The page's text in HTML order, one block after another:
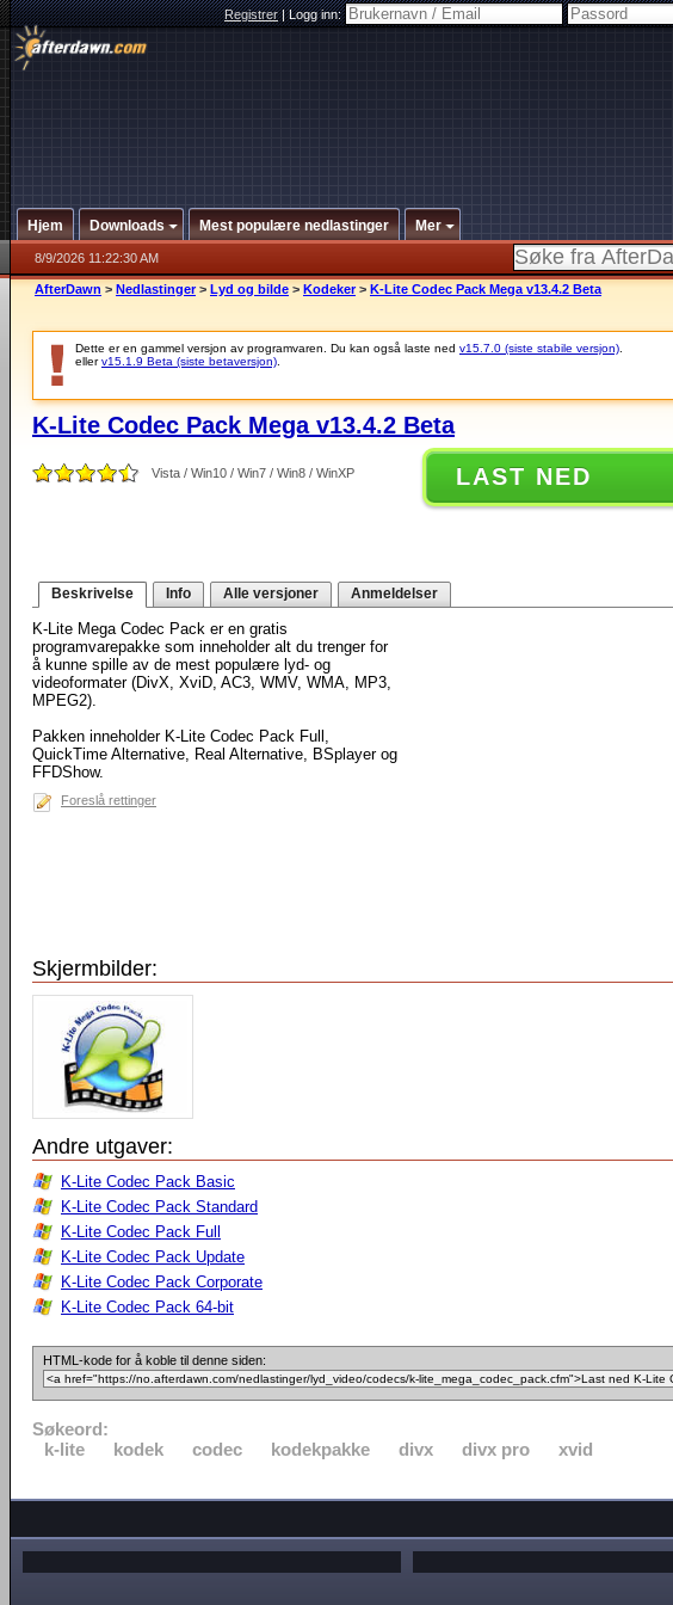
Registrer|Logg inn:
Hjem Downloads Mest populære nedlastinger Mer
8/9/2026 11:22:30 AM
AfterDawn > Nedlastinger > Lyd og bilde > Kodeker > K-Lite Codec Pack Mega v13.4.2 Beta
Dette er en gammel versjon av programvaren. Du kan også laste ned v15.7.0 (siste stabile versjon)
ellerv15.1.9 Beta (siste betaversjon)
K-Lite Codec Pack Mega v13.4.2 Beta
Vista / Win10 / Win7 / Win8 / WinXP LAST NED
Beskrivelse Info Alle versjoner Anmeldelser
K-Lite Mega Codec Pack er en gratis
programvarepakke som inneholder alt du trenger for
å kunne spille av de mest populære lyd- og
videoformater (DivX, XviD, AC3, WMV, WMA, MP3,
MPEG2).
Pakken inneholder K-Lite Codec Pack Full,
QuickTime Alternative, Real Alternative, BSplayer og
FFDShow.
Foreslå rettinger
Skjermbilder:
Andre utgaver:
K-Lite Codec Pack Basic
K-Lite Codec Pack Standard
K-Lite Codec Pack Full
K-Lite Codec Pack Update
K-Lite Codec Pack Corporate
K-Lite Codec Pack 64-bit
HTML-kode for å koble til denne siden:
Søkeord:
k-lite
kodek codec kodekpakke divx divx pro xvid